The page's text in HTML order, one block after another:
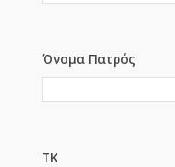
Όνομα Πατρός
ΤΚ